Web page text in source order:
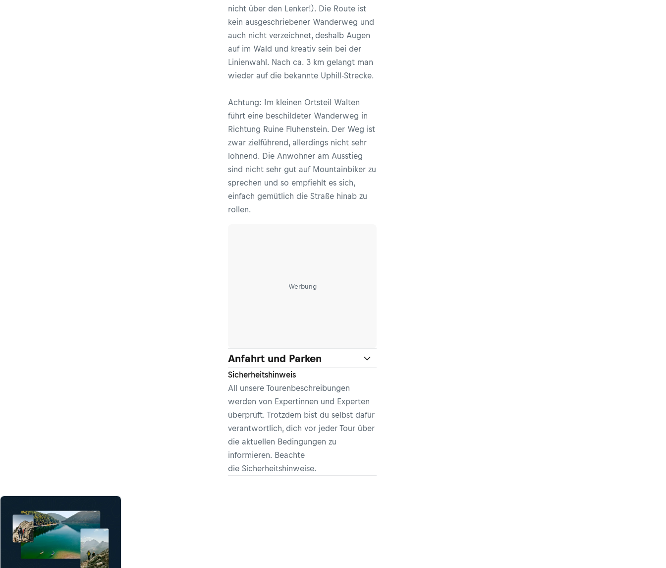
nicht über den Lenker!). Die Route ist
kein ausgeschriebener Wanderweg und
auch nicht verzeichnet, deshalb Augen
auf im Wald und kreativ sein bei der
Linienwahl. Nach ca. 3 km gelangt man
wieder auf die bekannte Uphill-Strecke.
Achtung: Im kleinen Ortsteil Walten
führt eine beschildeter Wanderweg in
Richtung Ruine Fluhenstein. Der Weg ist
zwar zielführend, allerdings nicht sehr
lohnend. Die Anwohner am Ausstieg
sind nicht sehr gut auf Mountainbiker zu
sprechen und so empfiehlt es sich,
einfach gemütlich die Straße hinab zu
rollen.
Werbung
Anfahrt und Parken
Sicherheitshinweis
All unsere Tourenbeschreibungen
werden von Expertinnen und Experten
überprüft. Trotzdem bist du selbst dafür
verantwortlich, dich vor jeder Tour über
die aktuellen Bedingungen zu
informieren. Beachte
die Sicherheitshinweise.